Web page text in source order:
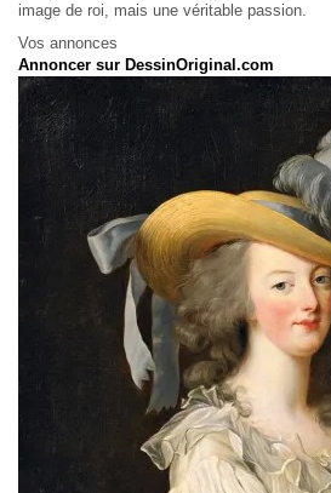
image de roi, mais une véritable passion.
Vos annonces
Annoncer sur DessinOriginal.com